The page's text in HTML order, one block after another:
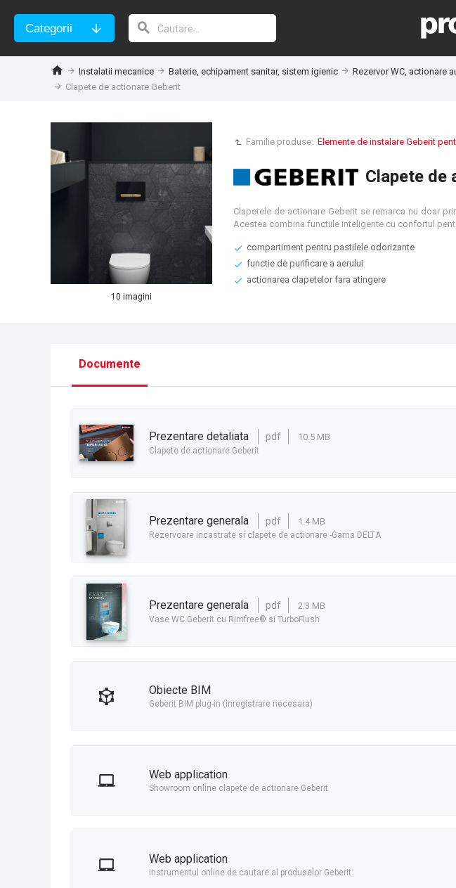
Categorii
Instalatii mecanice Baterie, echipament sanitar, sistem igienic Rezervor WC, actionare
Clapete de actionare Geberit
Familie produse: Elemente de instalare Geberit
Clapete de
10 imagini
Clapetele de actionare Geberit se remarca nu doar
Acestea combina functiile inteligente cu confortul
compartiment pentru pastilele odorizante
functie de purificare a aerului
actionarea clapetelor fara atingere
Documente
prezentare detaliata pdf 10.5 MB
Clapete de actionare Geberit
prezentare generala pdf 1.4 MB
Rezervoare incastrate si clapete de actionare -Gama DELTA
prezentare generala pdf 2.3 MB
Vase WC Geberit cu Rimfree® si TurboFlush
obiecte BIM
Geberit BIM plug-in (inregistrare necesara)
Web application
Showroom online clapete de actionare Geberit
Web application
Instrumentul online de cautare al produselor Geberit